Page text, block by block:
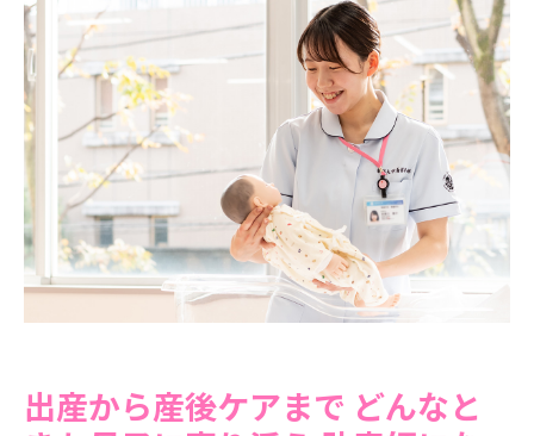
出産から産後ケアまで どんなと